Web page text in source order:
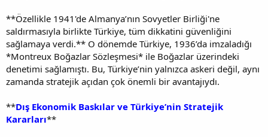
**Özellikle 1941'de Almanya’nın Sovyetler Birliği'ne
saldırmasıyla birlikte Türkiye, tüm dikkatini güvenliğini
sağlamaya verdi.** O dönemde Türkiye, 1936’da imzaladığı
*Montreux Boğazlar Sözleşmesi* ile Boğazlar üzerindeki
denetimi sağlamıştı. Bu, Türkiye’nin yalnızca askeri değil, aynı
zamanda stratejik açıdan çok önemli bir avantajıydı.
**Dış Ekonomik Baskılar ve Türkiye’nin Stratejik
Kararları**